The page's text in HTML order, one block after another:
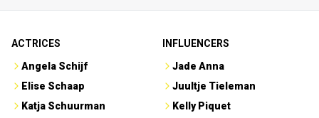
ACTRICES
Angela Schijf
Elise Schaap
Katja Schuurman
INFLUENCERS
Jade Anna
Juultje Tieleman
Kelly Piquet